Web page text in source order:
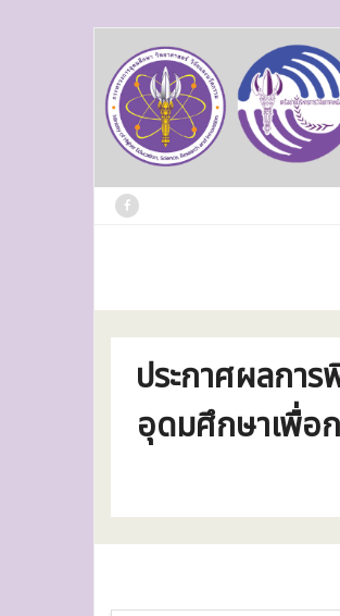
content
ประกาศผลกา
อุดมศึกษาเพื่อ